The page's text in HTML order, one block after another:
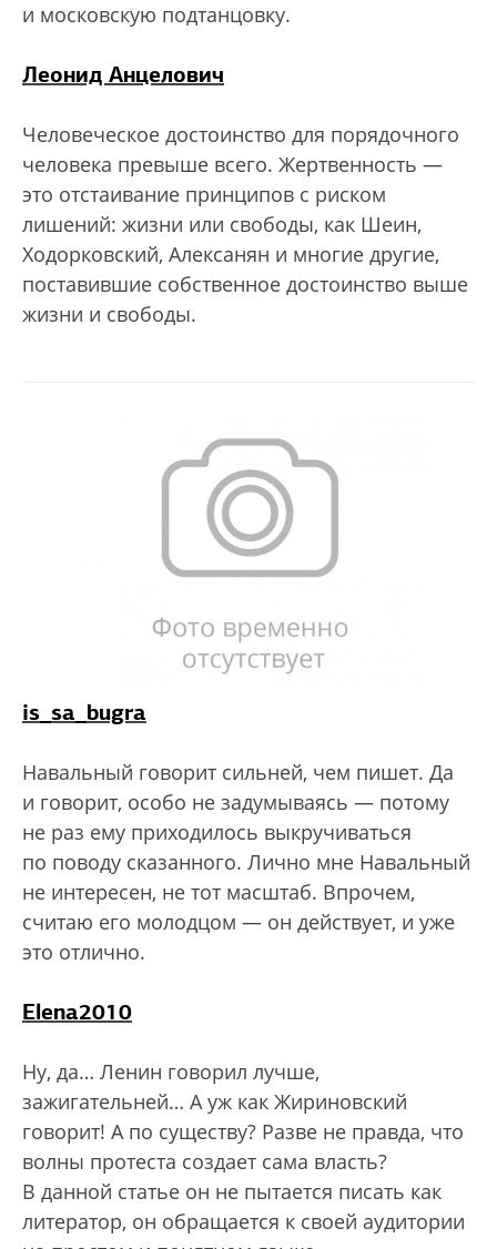
и московскую подтанцовку.
Леонид Анцелович
Человеческое достоинство для порядочного
человека превыше всего. Жертвенность —
это отстаивание принципов с риском
лишений: жизни или свободы, как Шеин,
Ходорковский, Алексанян и многие другие,
поставившие собственное достоинство выше
жизни и свободы.
is_sa_bugra
Навальный говорит сильней, чем пишет. Да
и говорит, особо не задумываясь — потому
не раз ему приходилось выкручиваться
по поводу сказанного. Лично мне Навальный
не интересен, не тот масштаб. Впрочем,
считаю его молодцом — он действует, и уже
это отлично.
Elena2010
Ну, да… Ленин говорил лучше,
зажигательней… А уж как Жириновский
говорит! А по существу? Разве не правда, что
волны протеста создает сама власть?
В данной статье он не пытается писать как
литератор, он обращается к своей аудитории